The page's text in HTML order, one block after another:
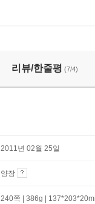
리뷰/한줄평 (7/4)
2011년 02월 25일
양장
240쪽 | 386g |